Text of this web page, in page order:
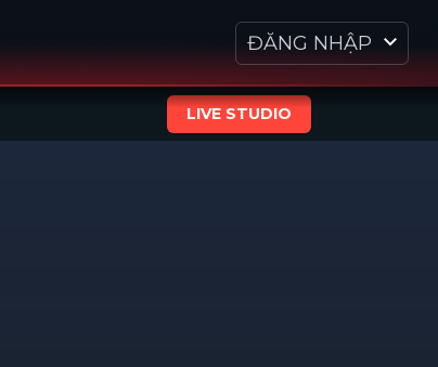
ĐĂNG NHẬP
LIVE STUDIO